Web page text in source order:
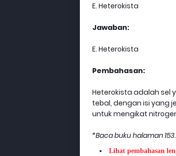
E. Heterokista
Jawaban:
E. Heterokista
Pembahasan:
Heterokista adalah sel
tebal, dengan isi yang
untuk mengikat
*Baca buku halaman 153.
Lihat pembahasan